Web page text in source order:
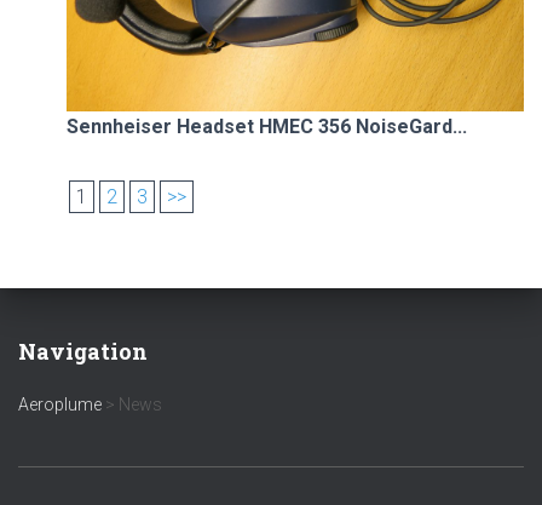
Sennheiser Headset HMEC 356 NoiseGard...
1 2 3 >>
Navigation
Aeroplume > News